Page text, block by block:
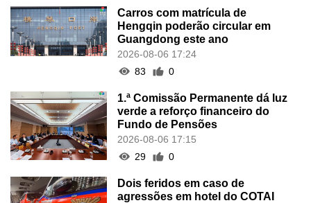
Carros com matrícula de
Hengqin poderão circular em
Guangdong este ano
2026-08-06 17:24
83
0
1.ª Comissão Permanente dá luz
verde a reforço financeiro do
Fundo de Pensões
2026-08-06 17:15
29
0
Dois feridos em caso de
agressões em hotel do COTAI